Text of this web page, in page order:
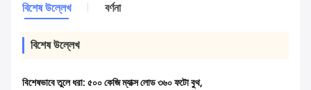
বিশেষ উল্লেখ বর্ণনা
বিশেষ উল্লেখ
বিশেষভাবে তুলে ধরা: ৫০০ কেজি ম্যাক্স লোড ৩৬০ ফটো বুথ,